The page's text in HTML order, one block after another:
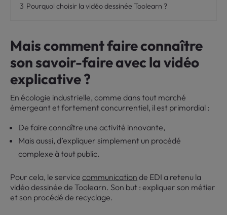
3 Pourquoi choisir la vidéo dessinée Toolearn ?
Mais comment faire connaître
son savoir-faire avec la vidéo
explicative ?
En écologie industrielle, comme dans tout marché
émergeant et fortement concurrentiel, il est primordial :
De faire connaître une activité innovante,
Mais aussi, d’expliquer simplement un procédé
complexe à tout public.
Pour cela, le servicecommunication de EDI a retenu la
vidéo dessinée de Toolearn. Son but : expliquer son métier
et son procédé de recyclage.